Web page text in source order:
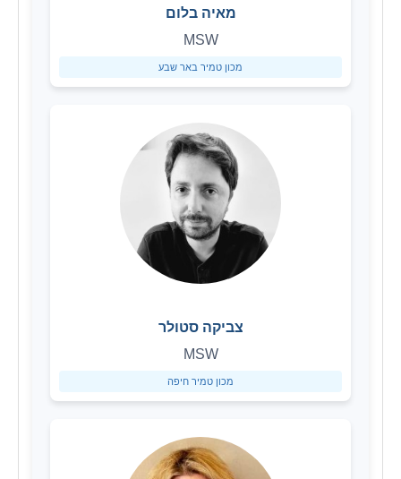
מאיה בלום
MSW
מכון טמיר באר שבע
צביקה סטולר
MSW
מכון טמיר חיפה